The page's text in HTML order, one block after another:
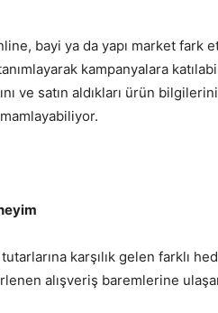
bayi ya da yapı market fark
kampanyalara
ve satın aldıkları ürün
karşılık gelen farklı
alışveriş baremlerine